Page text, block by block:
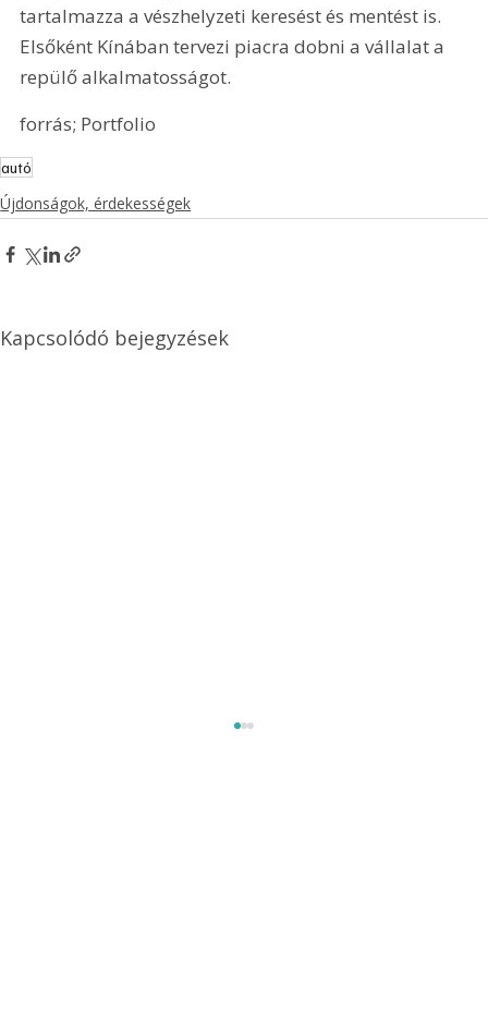
tartalmazza a vészhelyzeti keresést és mentést is.
Elsőként Kínában tervezi piacra dobni a vállalat a
repülő alkalmatosságot.
forrás; Portfolio
autó
Újdonságok, érdekességek
Kapcsolódó bejegyzések